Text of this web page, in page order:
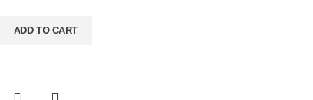
quantity
ADD TO CART